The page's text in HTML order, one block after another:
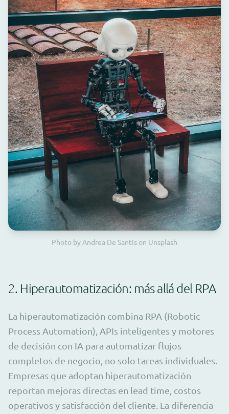
Photo by Andrea De Santis on Unsplash
2. Hiperautomatización: más allá del RPA
La hiperautomatización combina RPA (Robotic
Process Automation), APIs inteligentes y motores
de decisión con IA para automatizar flujos
completos de negocio, no solo tareas individuales.
Empresas que adoptan hiperautomatización
reportan mejoras directas en lead time, costos
operativos y satisfacción del cliente. La diferencia